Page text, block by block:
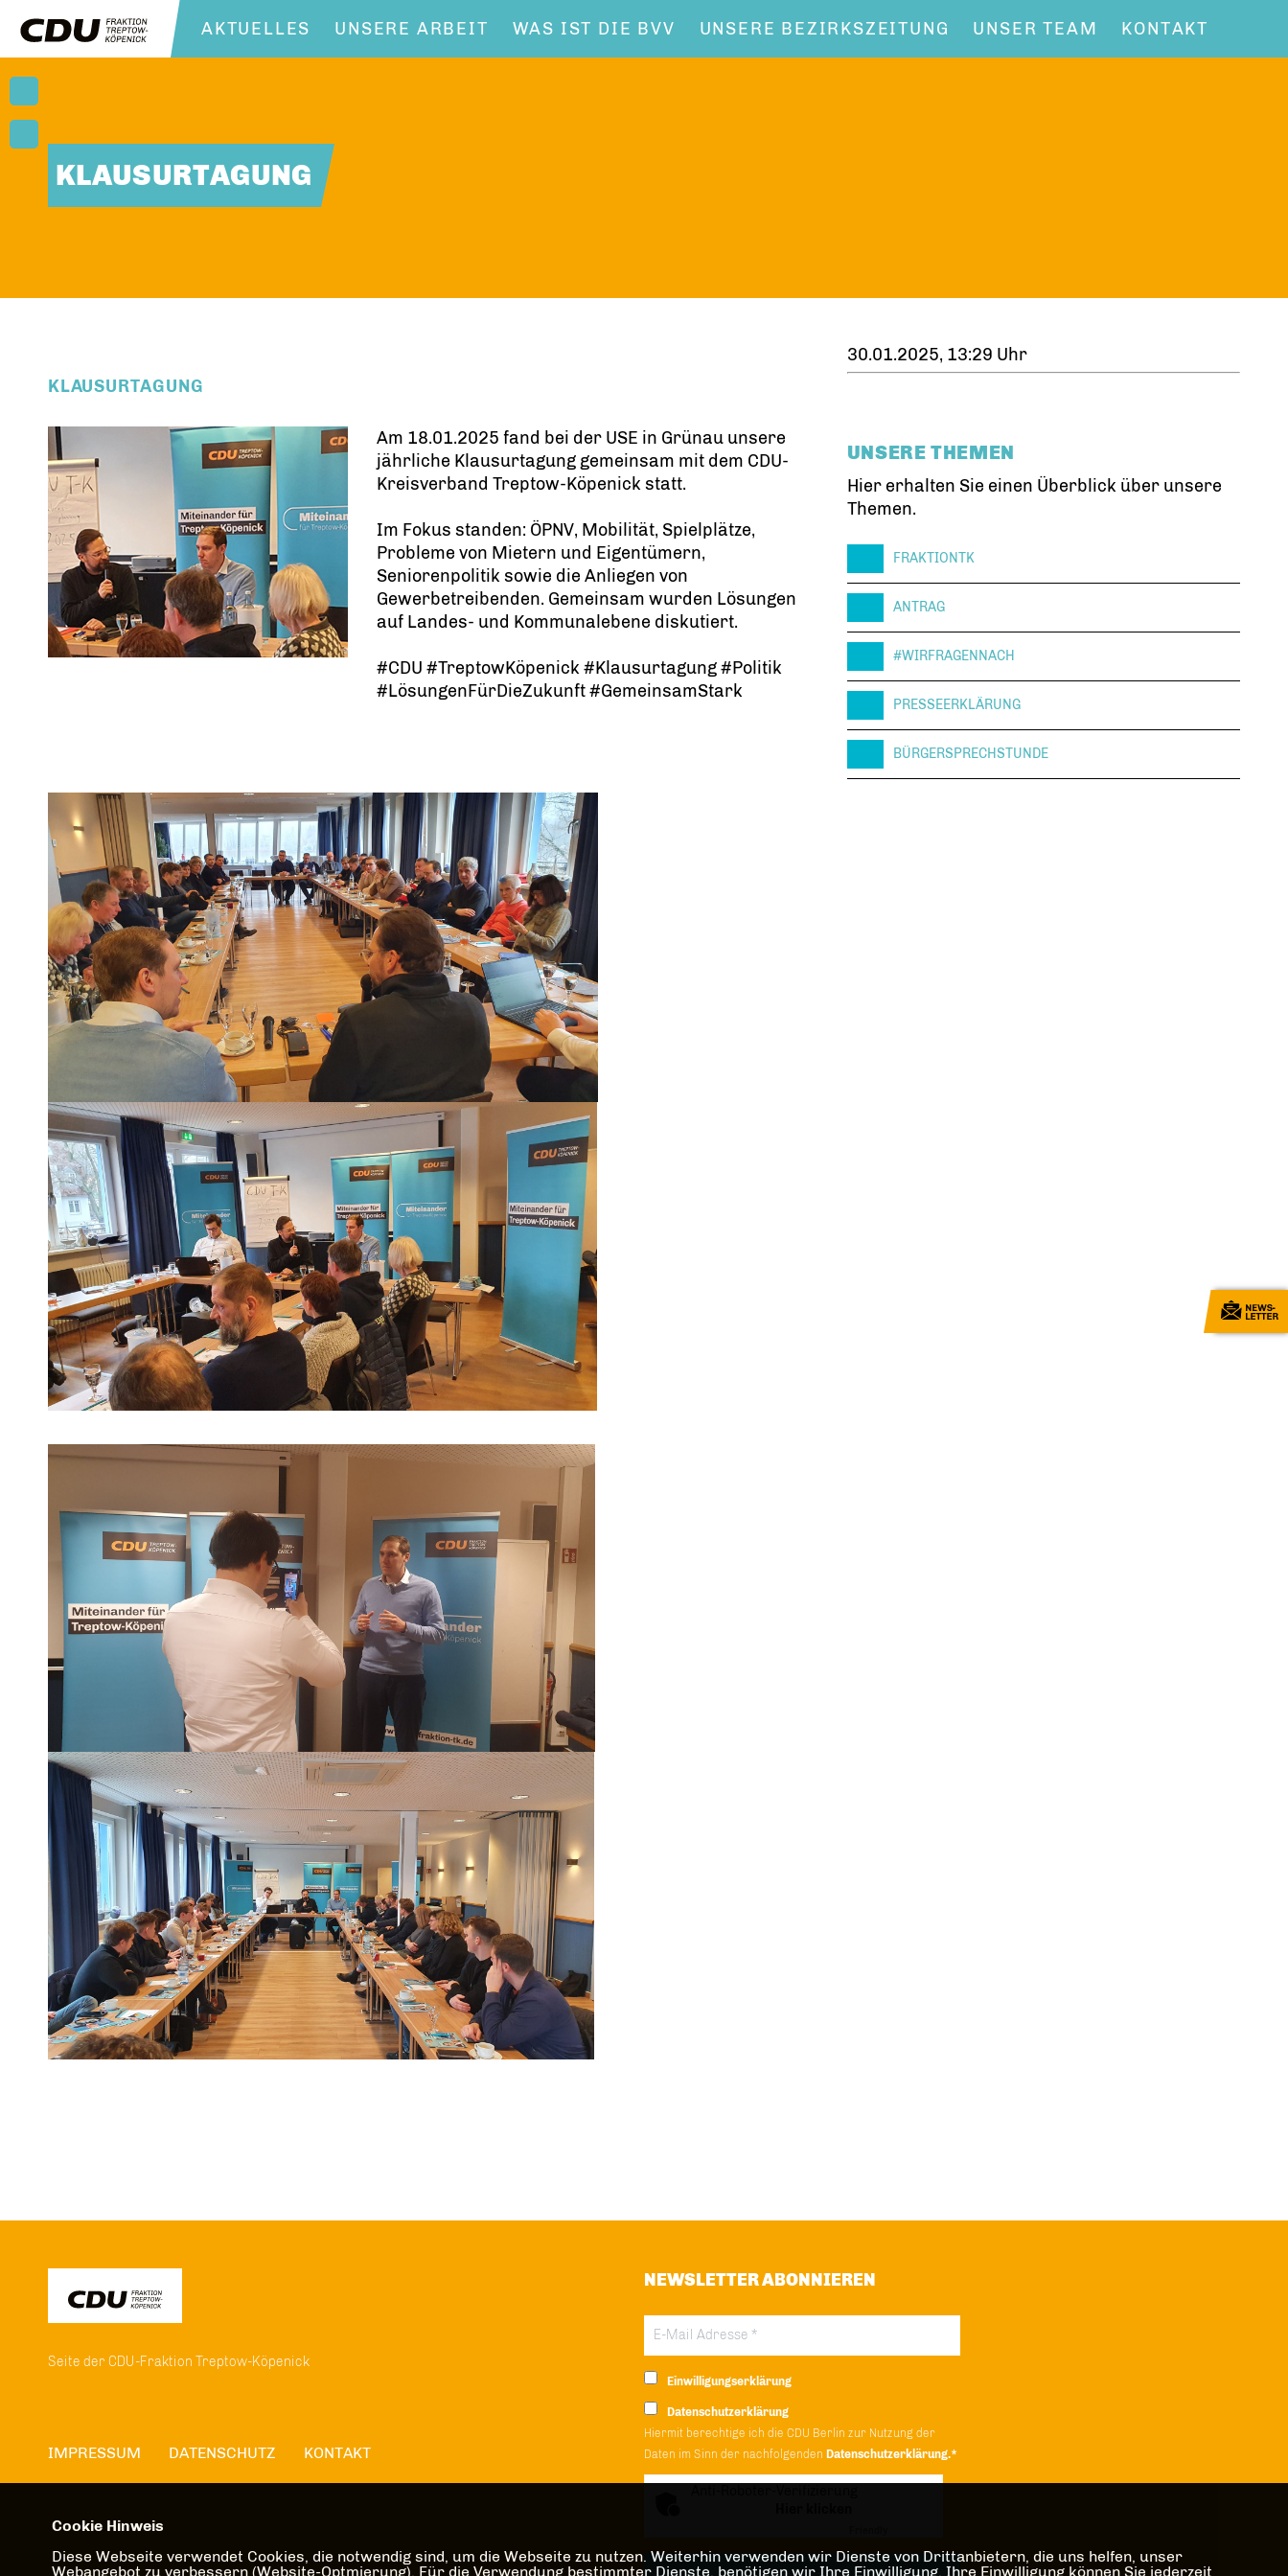
AKTUELLES UNSERE ARBEIT WAS IST DIE BVV UNSERE BEZIRKSZEITUNG UNSER TEAM KONTAKT
KLAUSURTAGUNG
KLAUSURTAGUNG
Am 18.01.2025 fand bei der USE in Grünau unsere
jährliche Klausurtagung gemeinsam mit dem CDU-
Kreisverband Treptow-Köpenick statt.
Im Fokus standen: ÖPNV, Mobilität, Spielplätze,
Probleme von Mietern und Eigentümern,
Seniorenpolitik sowie die Anliegen von
Gewerbetreibenden. Gemeinsam wurden Lösungen
auf Landes- und Kommunalebene diskutiert.
#CDU #TreptowKöpenick #Klausurtagung #Politik
#LösungenFürDieZukunft #GemeinsamStark
30.01.2025, 13:29 Uhr
UNSERE THEMEN
Hier erhalten Sie einen Überblick über unsere
Themen.
FRAKTIONTK
ANTRAG
#WIRFRAGENNACH
PRESSEERKLÄRUNG
BÜRGERSPRECHSTUNDE
Seite der CDU-Fraktion Treptow-Köpenick
IMPRESSUM DATENSCHUTZ KONTAKT
NEWSLETTER ABONNIEREN
Einwilligungserklärung
Datenschutzerklärung
Hiermit berechtige ich die CDU Berlin zur Nutzung der
Daten im Sinn der nachfolgenden Datenschutzerklärung.*
Cookie Hinweis
Diese Webseite verwendet Cookies, die notwendig sind, um die Webseite zu nutzen. Weiterhin verwenden wir Dienste von Drittanbietern, die uns helfen, unser
Webangebot zu verbessern (Website-Optmierung). Für die Verwendung bestimmter Dienste, benötigen wir Ihre Einwilligung. Ihre Einwilligung können Sie jederzeit